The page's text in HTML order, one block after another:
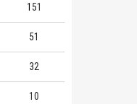
151
51
32
10